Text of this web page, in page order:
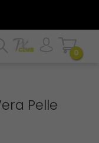
0
Pelle